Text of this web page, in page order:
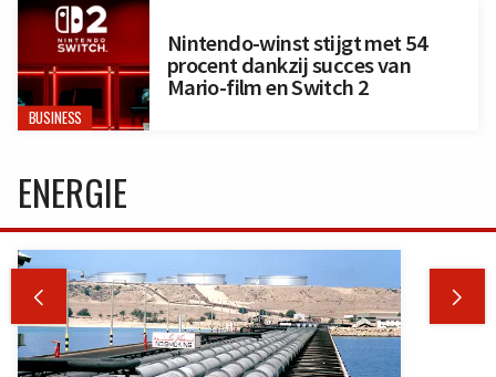
BUSINESS
Nintendo-winst stijgt met 54
procent dankzij succes van
Mario-film en Switch 2
ENERGIE
 